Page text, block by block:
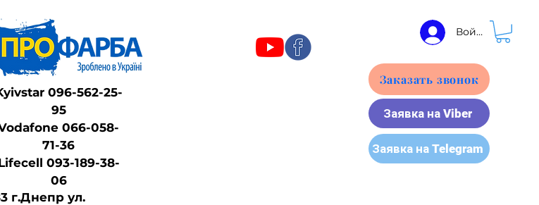
Заявка на Telegram
Заявка на Viber
Заказать звонок
096-562-25-
95
066-058-
71-36
093-189-38-
06
г.Днепр ул.
Войти